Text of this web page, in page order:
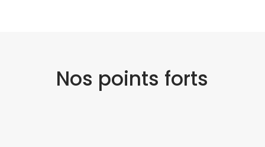
Nos points forts